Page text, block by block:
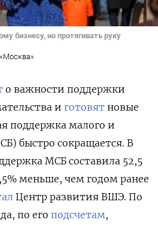
бизнесу, но протягивать руку
о важности поддержки
и готовят новые
поддержка малого и
быстро сокращается. В
МСБ составила 52,5
меньше, чем годом ранее
Центр развития ВШЭ. По
по его подсчетам,